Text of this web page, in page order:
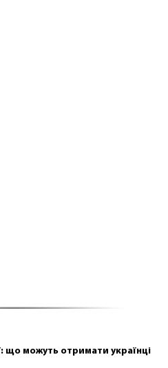
що можуть отримати українці